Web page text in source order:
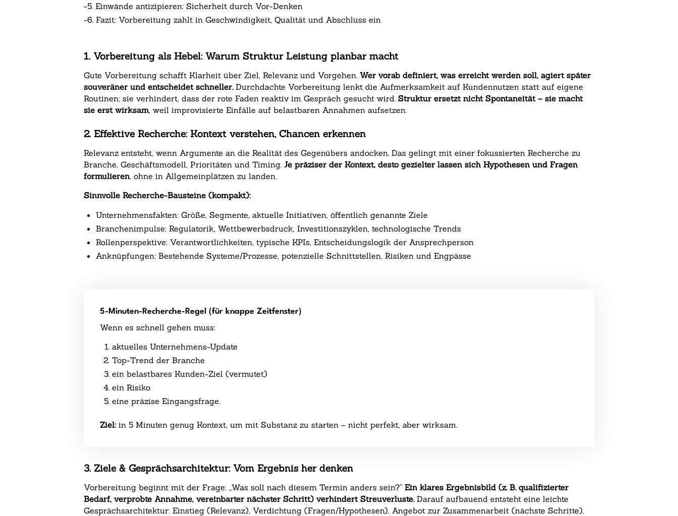
-5. Einwände antizipieren: Sicherheit durch Vor-Denken
-6. Fazit: Vorbereitung zahlt in Geschwindigkeit, Qualität und Abschluss ein
1. Vorbereitung als Hebel: Warum Struktur Leistung planbar macht
Gute Vorbereitung schafft Klarheit über Ziel, Relevanz und Vorgehen.Wer vorab definiert, was erreicht werden soll, agiert später
souveräner und entscheidet schneller.Durchdachte Vorbereitung lenkt die Aufmerksamkeit auf Kundennutzen statt auf eigene
Routinen; sie verhindert, dass der rote Faden reaktiv im Gespräch gesucht wird.Struktur ersetzt nicht Spontaneität – sie macht
sie erst wirksam, weil improvisierte Einfälle auf belastbaren Annahmen aufsetzen.
2. Effektive Recherche: Kontext verstehen, Chancen erkennen
Relevanz entsteht, wenn Argumente an die Realität des Gegenübers andocken. Das gelingt mit einer fokussierten Recherche zu
Branche, Geschäftsmodell, Prioritäten und Timing.Je präziser der Kontext, desto gezielter lassen sich Hypothesen und Fragen
formulieren, ohne in Allgemeinplätzen zu landen.
Sinnvolle Recherche-Bausteine (kompakt):
Unternehmensfakten: Größe, Segmente, aktuelle Initiativen, öffentlich genannte Ziele
Branchenimpulse: Regulatorik, Wettbewerbsdruck, Investitionszyklen, technologische Trends
Rollenperspektive: Verantwortlichkeiten, typische KPIs, Entscheidungslogik der Ansprechperson
Anknüpfungen: Bestehende Systeme/Prozesse, potenzielle Schnittstellen, Risiken und Engpässe
5-Minuten-Recherche-Regel (für knappe Zeitfenster)
Wenn es schnell gehen muss:
aktuelles Unternehmens-Update
Top-Trend der Branche
ein belastbares Kunden-Ziel (vermutet)
ein Risiko
eine präzise Eingangsfrage.
Ziel:in 5 Minuten genug Kontext, um mit Substanz zu starten – nicht perfekt, aber wirksam.
3. Ziele & Gesprächsarchitektur: Vom Ergebnis her denken
Vorbereitung beginnt mit der Frage: „Was soll nach diesem Termin anders sein?“Ein klares Ergebnisbild (z. B. qualifizierter
Bedarf, verprobte Annahme, vereinbarter nächster Schritt) verhindert Streuverluste.Darauf aufbauend entsteht eine leichte
Gesprächsarchitektur: Einstieg (Relevanz), Verdichtung (Fragen/Hypothesen), Angebot zur Zusammenarbeit (nächste Schritte).